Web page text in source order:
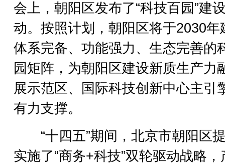
会上，朝阳区发布了“科技百园”建
动。按照计划，朝阳区将于2030年
体系完备、功能强力、生态完善的
园矩阵，为朝阳区建设新质生产力
展示范区、国际科技创新中心主引
有力支撑。
“十四五”期间，北京市朝阳区
实施了“商务+科技”双轮驱动战略，